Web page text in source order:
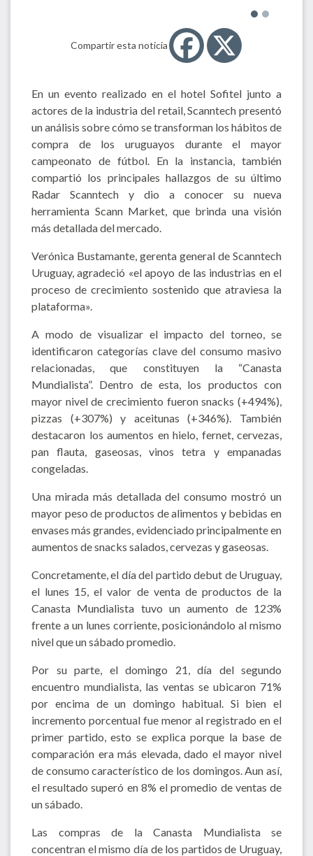
Compartir esta noticia
En un evento realizado en el hotel Sofitel junto a
actores de la industria del retail, Scanntech presentó
un análisis sobre cómo se transforman los hábitos de
compra de los uruguayos durante el mayor
campeonato de fútbol. En la instancia, también
compartió los principales hallazgos de su último
Radar Scanntech y dio a conocer su nueva
herramienta Scann Market, que brinda una visión
más detallada del mercado.
Verónica Bustamante, gerenta general de Scanntech
Uruguay, agradeció «el apoyo de las industrias en el
proceso de crecimiento sostenido que atraviesa la
plataforma».
A modo de visualizar el impacto del torneo, se
identificaron categorías clave del consumo masivo
relacionadas, que constituyen la “Canasta
Mundialista”. Dentro de esta, los productos con
mayor nivel de crecimiento fueron snacks (+494%),
pizzas (+307%) y aceitunas (+346%). También
destacaron los aumentos en hielo, fernet, cervezas,
pan flauta, gaseosas, vinos tetra y empanadas
congeladas.
Una mirada más detallada del consumo mostró un
mayor peso de productos de alimentos y bebidas en
envases más grandes, evidenciado principalmente en
aumentos de snacks salados, cervezas y gaseosas.
Concretamente, el día del partido debut de Uruguay,
el lunes 15, el valor de venta de productos de la
Canasta Mundialista tuvo un aumento de 123%
frente a un lunes corriente, posicionándolo al mismo
nivel que un sábado promedio.
Por su parte, el domingo 21, día del segundo
encuentro mundialista, las ventas se ubicaron 71%
por encima de un domingo habitual. Si bien el
incremento porcentual fue menor al registrado en el
primer partido, esto se explica porque la base de
comparación era más elevada, dado el mayor nivel
de consumo característico de los domingos. Aun así,
el resultado superó en 8% el promedio de ventas de
un sábado.
Las compras de la Canasta Mundialista se
concentran el mismo día de los partidos de Uruguay,